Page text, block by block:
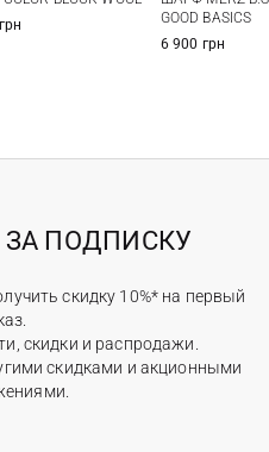
GOOD BASICS
6 900 грн
ЗА ПОДПИСКУ
скидку 10%* на первый
скидки и распродажи.
скидками и акционными